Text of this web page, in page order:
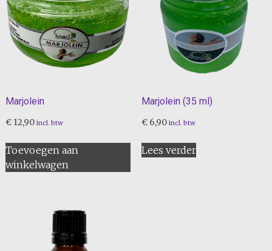
Marjolein
€12,90 incl. btw
Toevoegen aan
winkelwagen
Marjolein (35 ml)
€6,90 incl. btw
Lees verder